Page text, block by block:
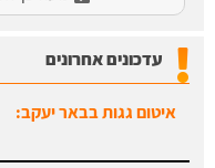
עדכונים אחרונים
איטום גגות בבאר יעקב: